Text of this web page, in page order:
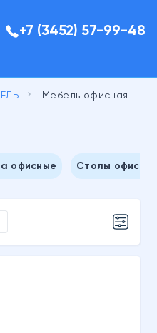
+7 (3452) 57-99-48
keyboard_arrow_right Мебель офисная
офисные Столы